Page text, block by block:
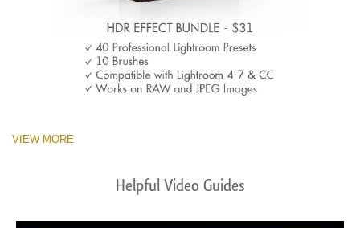
VIEW MORE
Helpful Video Guides